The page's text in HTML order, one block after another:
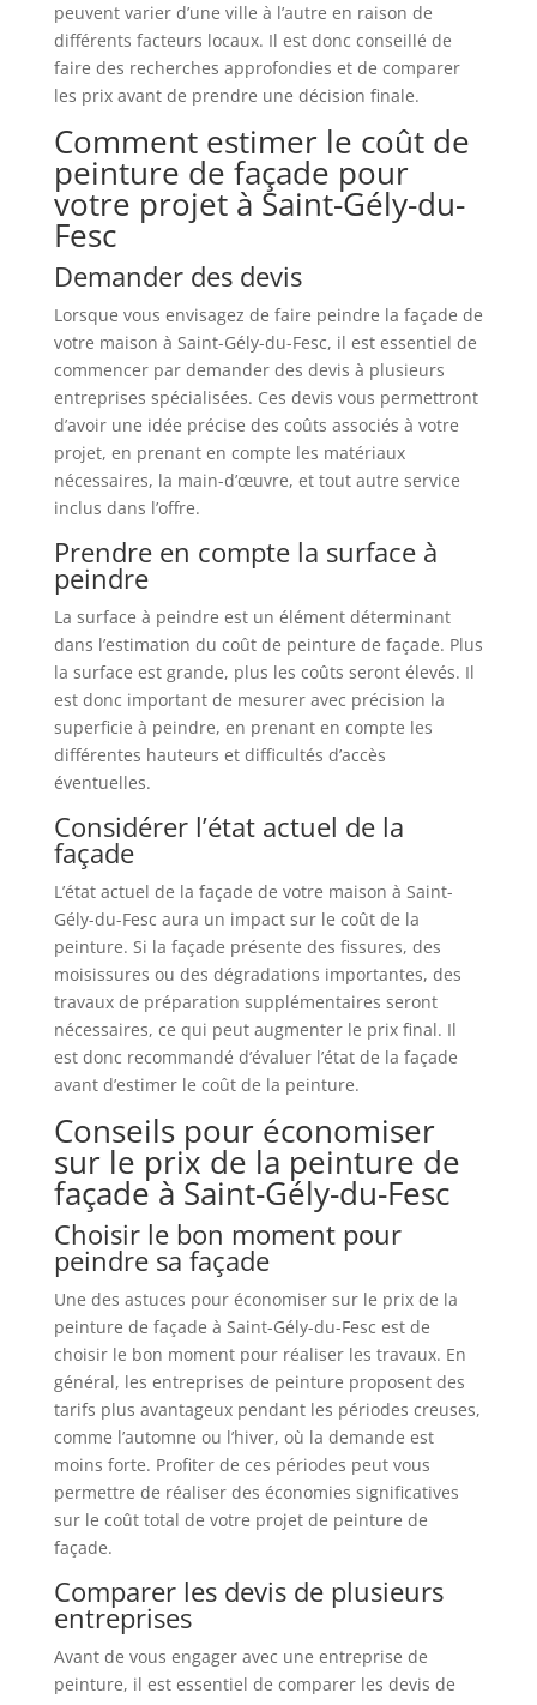
peuvent varier d’une ville à l’autre en raison de
différents facteurs locaux. Il est donc conseillé de
faire des recherches approfondies et de comparer
les prix avant de prendre une décision finale.
Comment estimer le coût de
peinture de façade pour
votre projet à Saint-Gély-du-
Fesc
Demander des devis
Lorsque vous envisagez de faire peindre la façade de
votre maison à Saint-Gély-du-Fesc, il est essentiel de
commencer par demander des devis à plusieurs
entreprises spécialisées. Ces devis vous permettront
d’avoir une idée précise des coûts associés à votre
projet, en prenant en compte les matériaux
nécessaires, la main-d’œuvre, et tout autre service
inclus dans l’offre.
Prendre en compte la surface à
peindre
La surface à peindre est un élément déterminant
dans l’estimation du coût de peinture de façade. Plus
la surface est grande, plus les coûts seront élevés. Il
est donc important de mesurer avec précision la
superficie à peindre, en prenant en compte les
différentes hauteurs et difficultés d’accès
éventuelles.
Considérer l’état actuel de la
façade
L’état actuel de la façade de votre maison à Saint-
Gély-du-Fesc aura un impact sur le coût de la
peinture. Si la façade présente des fissures, des
moisissures ou des dégradations importantes, des
travaux de préparation supplémentaires seront
nécessaires, ce qui peut augmenter le prix final. Il
est donc recommandé d’évaluer l’état de la façade
avant d’estimer le coût de la peinture.
Conseils pour économiser
sur le prix de la peinture de
façade à Saint-Gély-du-Fesc
Choisir le bon moment pour
peindre sa façade
Une des astuces pour économiser sur le prix de la
peinture de façade à Saint-Gély-du-Fesc est de
choisir le bon moment pour réaliser les travaux. En
général, les entreprises de peinture proposent des
tarifs plus avantageux pendant les périodes creuses,
comme l’automne ou l’hiver, où la demande est
moins forte. Profiter de ces périodes peut vous
permettre de réaliser des économies significatives
sur le coût total de votre projet de peinture de
façade.
Comparer les devis de plusieurs
entreprises
Avant de vous engager avec une entreprise de
peinture, il est essentiel de comparer les devis de